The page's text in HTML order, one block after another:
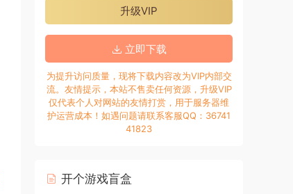
升级VIP
立即下载
为提升访问质量，现将下载内容改为VIP内部交
流。友情提示，本站不售卖任何资源，升级VIP
仅代表个人对网站的友情打赏，用于服务器维
护运营成本！如遇问题请联系客服QQ：36741
41823
开个游戏盲盒